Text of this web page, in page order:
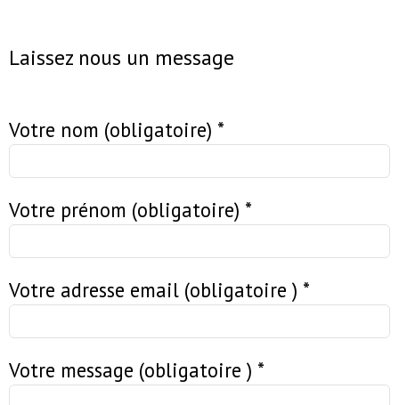
Laissez nous un message
Votre nom (obligatoire) *
Votre prénom (obligatoire) *
Votre adresse email (obligatoire ) *
Votre message (obligatoire ) *